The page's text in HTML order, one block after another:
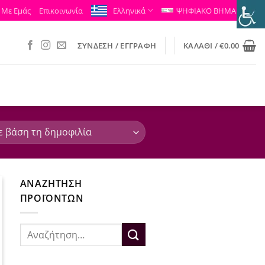
Με Εμάς Επικοινωνία Ελληνικά ΨΗΦΙΑΚΟ ΒΗΜΑ
ΣΎΝΔΕΣΗ / ΕΓΓΡΑΦΉ ΚΑΛΆΘΙ /€0.00
ΑΝΑΖΉΤΗΣΗ
ΠΡΟΪΌΝΤΩΝ
Αναζήτηση
για: